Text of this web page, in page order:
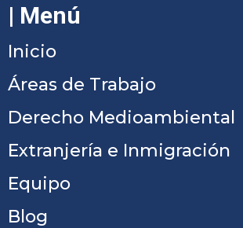
| Menú
Inicio
Áreas de Trabajo
Derecho Medioambiental
Extranjería e Inmigración
Equipo
Blog